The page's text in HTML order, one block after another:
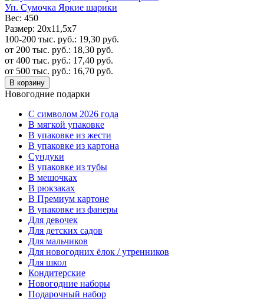
Уп. Сумочка Яркие шарики
Вес: 450
Размер: 20x11,5x7
100-200 тыс. руб.: 19,30 руб.
от 200 тыс. руб.: 18,30 руб.
от 400 тыс. руб.: 17,40 руб.
от 500 тыс. руб.: 16,70 руб.
В корзину
Новогодние подарки
C символом 2026 года
В мягкой упаковке
В упаковке из жести
В упаковке из картона
Сундуки
В упаковке из тубы
В мешочках
В рюкзаках
В Премиум картоне
В упаковке из фанеры
Для девочек
Для детских садов
Для мальчиков
Для новогодних ёлок / утренников
Для школ
Кондитерские
Новогодние наборы
Подарочный набор